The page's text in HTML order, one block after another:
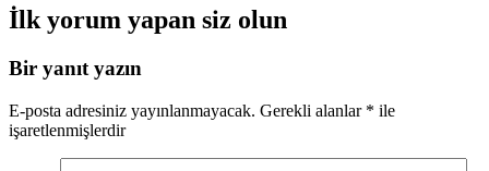
İlk yorum yapan siz olun
Bir yanıt yazın
E-posta adresiniz yayınlanmayacak. Gerekli alanlar * ile
işaretlenmişlerdir